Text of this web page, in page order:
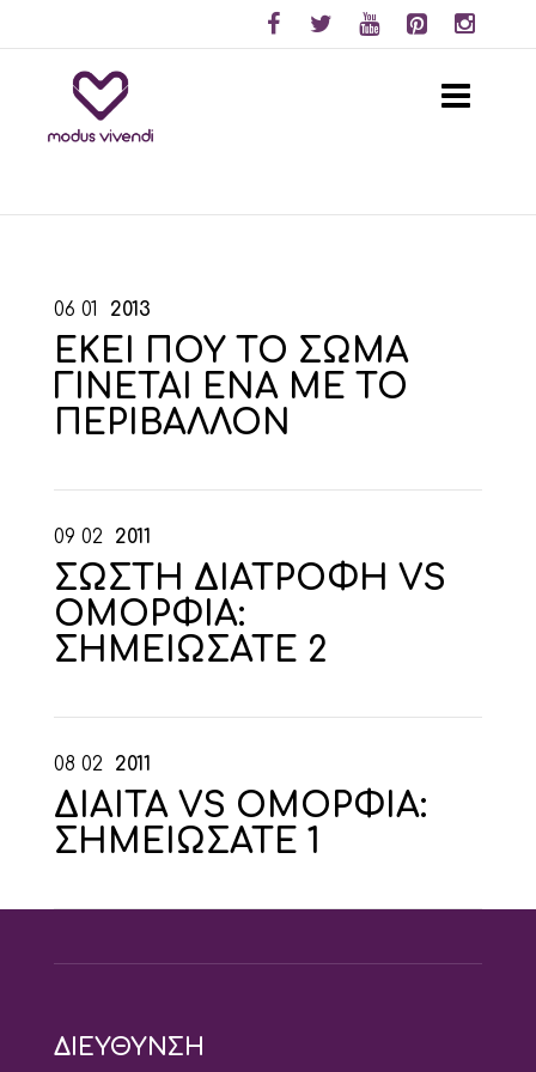
06 01 2013
ΕΚΕΙ ΠΟΥ ΤΟ ΣΩΜΑ
ΓΙΝΕΤΑΙ ΕΝΑ ΜΕ ΤΟ
ΠΕΡΙΒΑΛΛΟΝ
09 02 2011
ΣΩΣΤΗ ΔΙΑΤΡΟΦΗ VS
ΟΜΟΡΦΙΑ:
ΣΗΜΕΙΩΣΑΤΕ 2
08 02 2011
ΔΙΑΙΤΑ VS ΟΜΟΡΦΙΑ:
ΣΗΜΕΙΩΣΑΤΕ 1
ΔΙΕΥΘΥΝΣΗ